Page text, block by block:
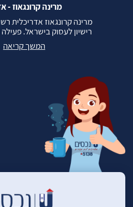
מרינה קרונגאוז -
מרינה קרונגאוז אדריכלית
רישיון לעסוק בישראל.
המשך קריאה